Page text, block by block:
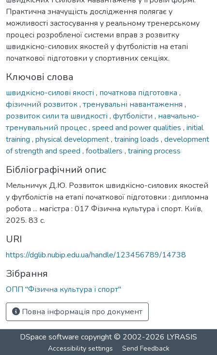
Практична значущість дослідження полягає у
можливості застосування у реальному тренерському
процесі розробленої системи вправ з розвитку
швидкісно-силових якостей у футболістів на етапі
початкової підготовки у спортивних секціях.
Ключові слова
швидкісно-силові якості , початкова підготовка ,
фізичний розвиток, тренувальні навантаження ,
розвиток сили та швидкості , футболісти , навчально-
тренувальний процес, speed and power qualities , initial
training , physical development, training loads , development
of strength and speed , footballers , training process
Бібліографічний опис
Мельничук Д.Ю. Розвиток швидкісно-силових якостей
у футболістів на етапі початкової підготовки : дипломна
робота ... магістра : 017 Фізична культура і спорт. Київ,
2025. 83 с.
URI
https://dglib.nubip.edu.ua/handle/123456789/14738
Зібрання
ОПП "Фізична культура і спорт"
Повна інформація про документ
DSpace software copyright © 2002-2026 LYRASIS
Accessibility settings Send Feedback